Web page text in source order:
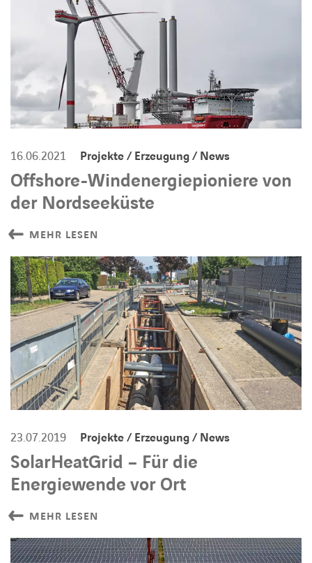
16.06.2021 Projekte / Erzeugung / News
Offshore-Windenergiepioniere von
der Nordseeküste
MEHR LESEN
23.07.2019 Projekte / Erzeugung / News
SolarHeatGrid – Für die
Energiewende vor Ort
MEHR LESEN